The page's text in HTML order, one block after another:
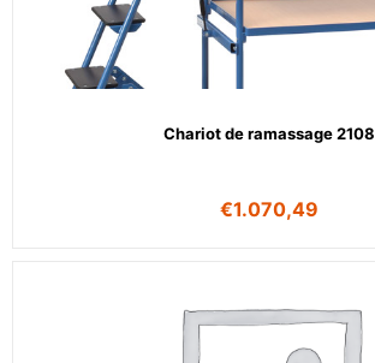
Chariot de ramassage 2108
€1.070,49